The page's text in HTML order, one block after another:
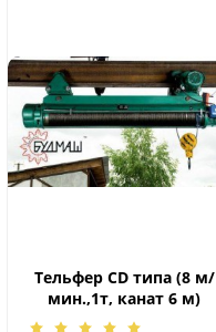
Тельфер CD типа (8 м/
мин.,1т, канат 6 м)